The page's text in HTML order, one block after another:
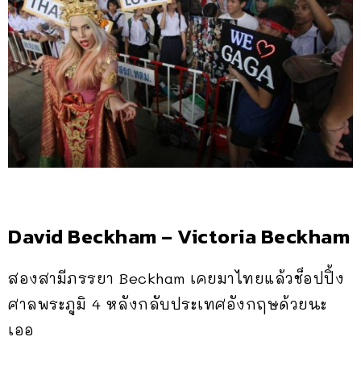
David Beckham – Victoria Beckham
สองสามีภรรยา Beckham เคยมาไทยแล้วช็อปปิ้ง
ศาลพระภูมิ 4 หลังกลับประเทศอังกฤษด้วยนะ
เออ